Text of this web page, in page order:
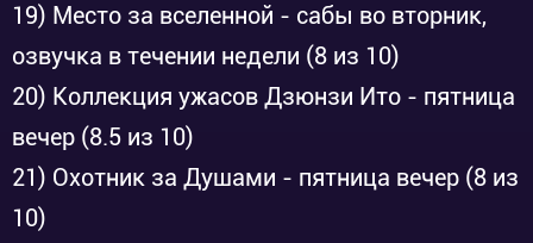
19) Место за вселенной - сабы во вторник,
озвучка в течении недели (8 из 10)
20) Коллекция ужасов Дзюнзи Ито - пятница
вечер (8.5 из 10)
21) Охотник за Душами - пятница вечер (8 из
10)